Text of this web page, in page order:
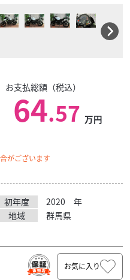
お支払総額（税込）
64.57 万円
がございます
初年度 2020
年
地域
群馬県
お気に入り